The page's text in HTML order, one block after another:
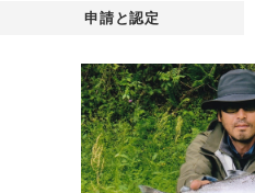
申請と認定